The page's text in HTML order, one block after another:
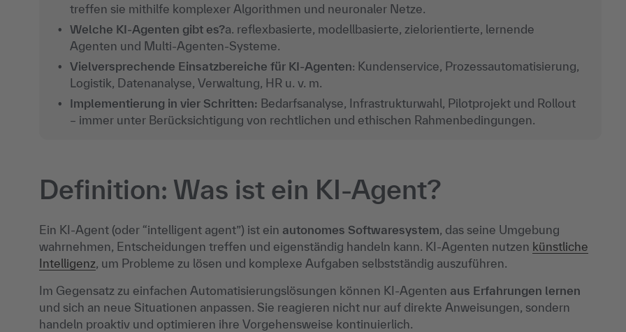
treffen sie mithilfe komplexer Algorithmen und neuronaler Netze.
Welche KI-Agenten gibt es?a. reflexbasierte, modellbasierte, zielorientierte, lernende
Agenten und Multi-Agenten-Systeme.
Vielversprechende Einsatzbereiche für KI-Agenten: Kundenservice, Prozessautomatisierung,
Logistik, Datenanalyse, Verwaltung, HR u. v. m.
Implementierung in vier Schritten: Bedarfsanalyse, Infrastrukturwahl, Pilotprojekt und Rollout
– immer unter Berücksichtigung von rechtlichen und ethischen Rahmenbedingungen.
Definition: Was ist ein KI-Agent?
Ein KI-Agent (oder “intelligent agent”) ist ein autonomes Softwaresystem, das seine Umgebung
wahrnehmen, Entscheidungen treffen und eigenständig handeln kann. KI-Agenten nutzen künstliche
Intelligenz, um Probleme zu lösen und komplexe Aufgaben selbstständig auszuführen.
Im Gegensatz zu einfachen Automatisierungslösungen können KI-Agenten aus Erfahrungen lernen
und sich an neue Situationen anpassen. Sie reagieren nicht nur auf direkte Anweisungen, sondern
handeln proaktiv und optimieren ihre Vorgehensweise kontinuierlich.